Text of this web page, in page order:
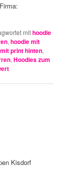
mithoodie
,hoodie mit
print hinten,
,Hoodies zum
Kisdorf